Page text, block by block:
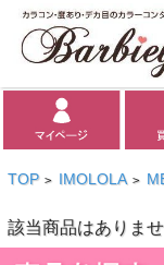
TOP > IMOLOLA >
該当商品はありませ